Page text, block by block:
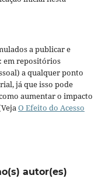
a publicar e
em repositórios
a qualquer ponto
já que isso pode
aumentar o impacto
O Efeito do Acesso
autor(es)